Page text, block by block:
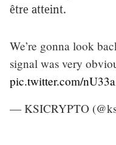
être atteint.
We’re gonna look
signal was very
pic.twitter.com/
— KSICRYPTO